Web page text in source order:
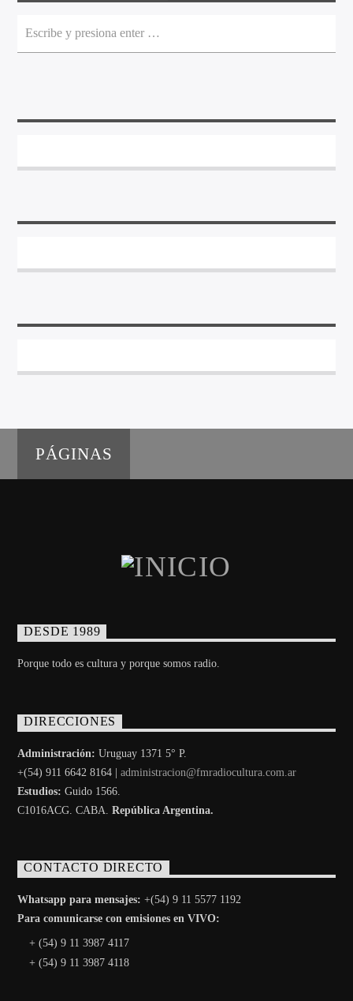
PÁGINAS
DESDE 1989
Porque todo es cultura y porque somos radio.
DIRECCIONES
Administración: Uruguay 1371 5° P.
+(54) 911 6642 8164 |administracion@fmradiocultura.com.ar
Estudios: Guido 1566.
C1016ACG . CABA.República Argentina.
CONTACTO DIRECTO
Whatsapp para mensajes: +(54) 9 11 5577 1192
Para comunicarse con emisiones en VIVO:
+ (54) 9 11 3987 4117
+ (54) 9 11 3987 4118